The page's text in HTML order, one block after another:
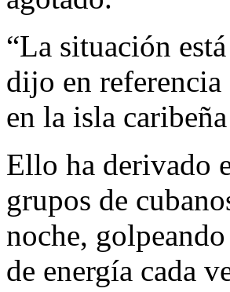
“La situación
dijo en referencia
en la isla
Ello ha derivado
grupos de
noche,
de energía cada